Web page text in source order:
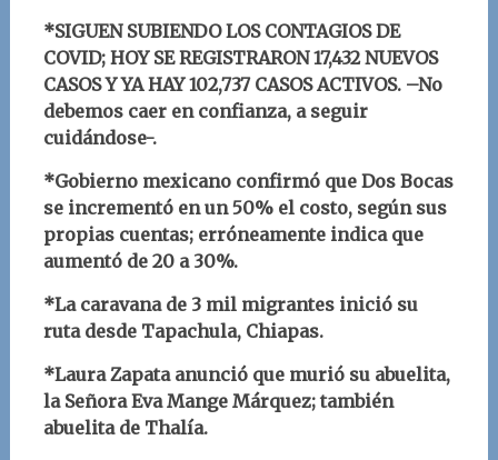
*SIGUEN SUBIENDO LOS CONTAGIOS DE
COVID; HOY SE REGISTRARON 17,432 NUEVOS
CASOS Y YA HAY 102,737 CASOS ACTIVOS. –No
debemos caer en confianza, a seguir
cuidándose-.
*Gobierno mexicano confirmó que Dos Bocas
se incrementó en un 50% el costo, según sus
propias cuentas; erróneamente indica que
aumentó de 20 a 30%.
*La caravana de 3 mil migrantes inició su
ruta desde Tapachula, Chiapas.
*Laura Zapata anunció que murió su abuelita,
la Señora Eva Mange Márquez; también
abuelita de Thalía.